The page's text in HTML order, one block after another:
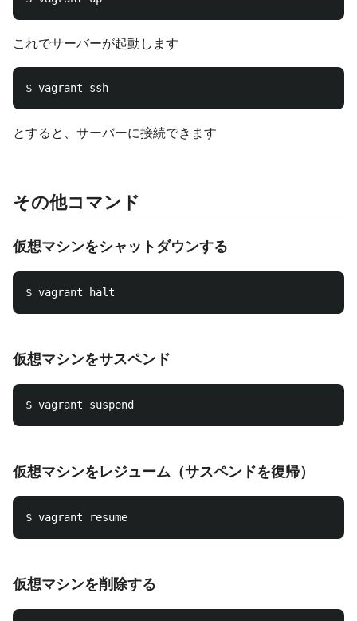
これでサーバーが起動します
とすると、サーバーに接続できます
その他コマンド
仮想マシンをシャットダウンする
仮想マシンをサスペンド
仮想マシンをレジューム（サスペンドを復帰）
仮想マシンを削除する